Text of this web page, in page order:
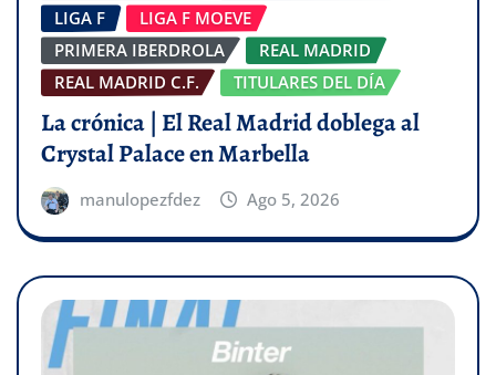
LIGA F
LIGA F MOEVE
PRIMERA IBERDROLA
REAL MADRID
REAL MADRID C.F.
TITULARES DEL DÍA
La crónica | El Real Madrid doblega al
Crystal Palace en Marbella
manulopezfdez Ago 5, 2026